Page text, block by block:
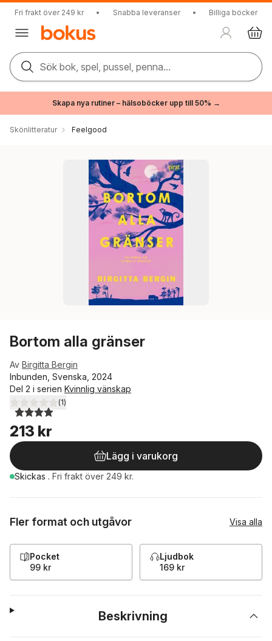
Fri frakt över 249 kr • Snabba leveranser • Billiga böcker
Sök bok, spel, pussel, penna...
Skapa nya rutiner – hälsoböcker upp till 50% →
Skönlitteratur Feelgood
Bortom alla gränser
Av Birgitta Bergin
Inbunden, Svenska, 2024
Del 2 i serien Kvinnlig vänskap
4,0utav 5 stjärnor. Totalt antal röster:
(1)
213 kr
Lägg i varukorg
Skickas . Fri frakt över 249 kr.
Fler format och utgåvor Visa alla
Pocket
99 kr
Ljudbok
169 kr
Beskrivning